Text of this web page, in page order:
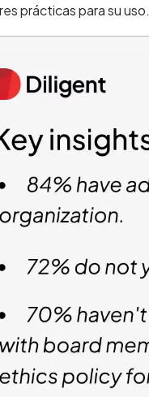
prácticas para su uso.